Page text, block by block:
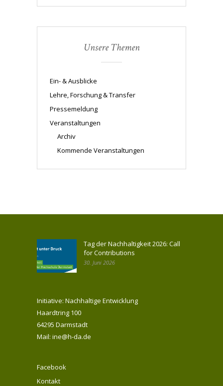
Unsere Themen
Ein- & Ausblicke
Lehre, Forschung & Transfer
Pressemeldung
Veranstaltungen
Archiv
Kommende Veranstaltungen
Tag der Nachhaltigkeit 2026: Call
for Contributions
30. Juni 2026
Initiative: Nachhaltige Entwicklung
Haardtring 100
64295 Darmstadt
Mail: ine@h-da.de
Facebook
Kontakt